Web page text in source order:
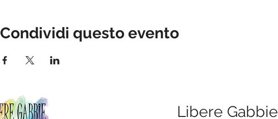
Condividi questo evento
Libere Gabbie